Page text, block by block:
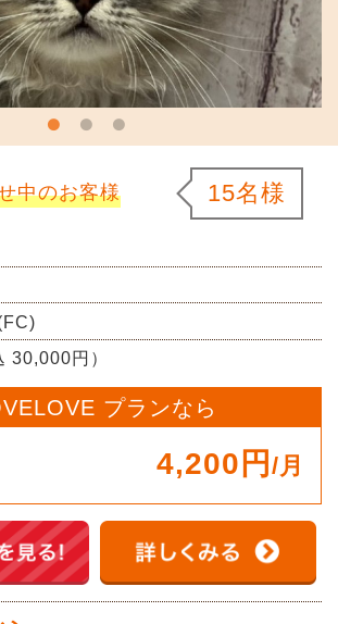
中のお客様 15名様
30,000円）
プランなら
4,200円 /月